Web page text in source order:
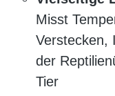
Misst
Verstecken,
der
Tier